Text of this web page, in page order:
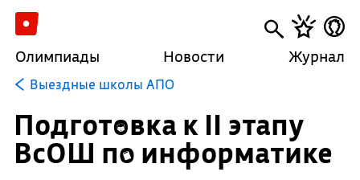
Олимпиады Новости Журнал
Выездные школы АПО
Подготовка к II этапу
ВсОШ по информатике